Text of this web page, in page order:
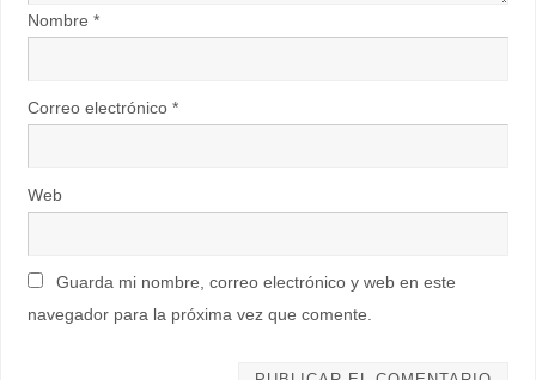
Nombre *
Correo electrónico *
Web
Guarda mi nombre, correo electrónico y web en este
navegador para la próxima vez que comente.